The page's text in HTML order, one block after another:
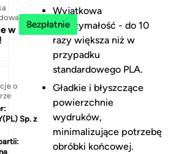
w
Bezpłatnie
o
Sp. z
Wyjątkowa
wytrzymałość - do 10
razy większa niż w
przypadku
standardowego PLA.
Gładkie i błyszczące
powierzchnie
wydruków,
minimalizujące potrzebę
obróbki końcowej.